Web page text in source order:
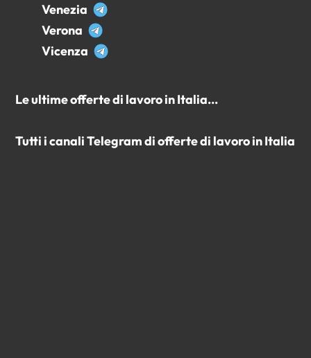
Venezia
Verona
Vicenza
Le ultime offerte di lavoro in Italia...
Tutti i canali Telegram di offerte di lavoro in Italia